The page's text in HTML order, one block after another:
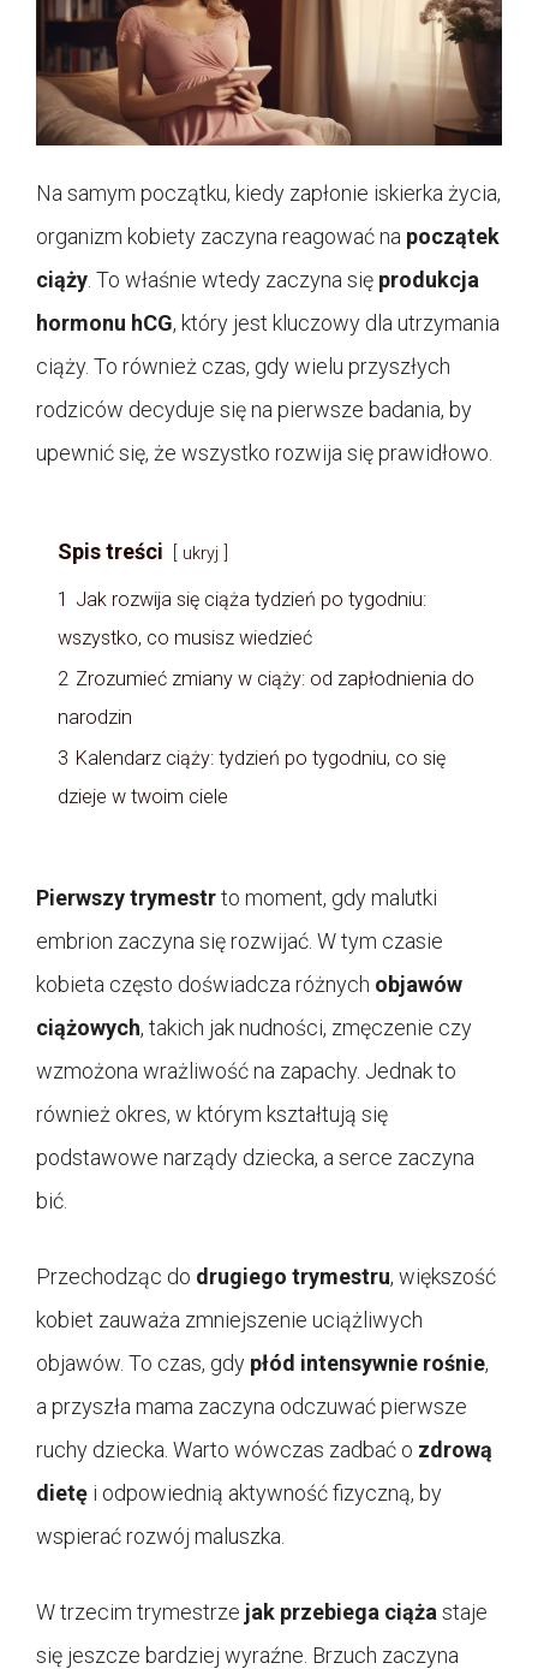
Na samym początku, kiedy zapłonie iskierka życia,
organizm kobiety zaczyna reagować na początek
ciąży . To właśnie wtedy zaczyna się produkcja
hormonu hCG, który jest kluczowy dla utrzymania
ciąży. To również czas, gdy wielu przyszłych
rodziców decyduje się na pierwsze badania, by
upewnić się, że wszystko rozwija się prawidłowo.
Spis treści ukryj
1 Jak rozwija się ciąża tydzień po tygodniu:
wszystko, co musisz wiedzieć
2 Zrozumieć zmiany w ciąży: od zapłodnienia do
narodzin
3 Kalendarz ciąży: tydzień po tygodniu, co się
dzieje w twoim ciele
Pierwszy trymestrto moment, gdy malutki
embrion zaczyna się rozwijać. W tym czasie
kobieta często doświadcza różnych objawów
ciążowych, takich jak nudności, zmęczenie czy
wzmożona wrażliwość na zapachy. Jednak to
również okres, w którym kształtują się
podstawowe narządy dziecka, a serce zaczyna
bić.
Przechodząc do drugiego trymestru, większość
kobiet zauważa zmniejszenie uciążliwych
objawów. To czas, gdy płód intensywnie rośnie,
a przyszła mama zaczyna odczuwać pierwsze
ruchy dziecka. Warto wówczas zadbać o zdrową
dietę i odpowiednią aktywność fizyczną, by
wspierać rozwój maluszka.
W trzecim trymestrze jak przebiega ciąża staje
się jeszcze bardziej wyraźne. Brzuch zaczyna